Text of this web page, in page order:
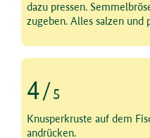
dazu pressen.
zugeben. Alles salzen
4/ 5
Schritt 4 von 5
Knusperkruste auf dem
andrücken.